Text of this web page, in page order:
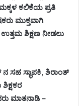
ಕಲಿಕೆಯ ಪ್ರತಿ
ಮುಕ್ತವಾಗಿ
ಶಿಕ್ಷಣ ನೀಡಲು
ಸಹ ಸ್ಥಾಪಕಿ, ಶಿರಾಂತ್
ಮಾತನಾಡಿ –